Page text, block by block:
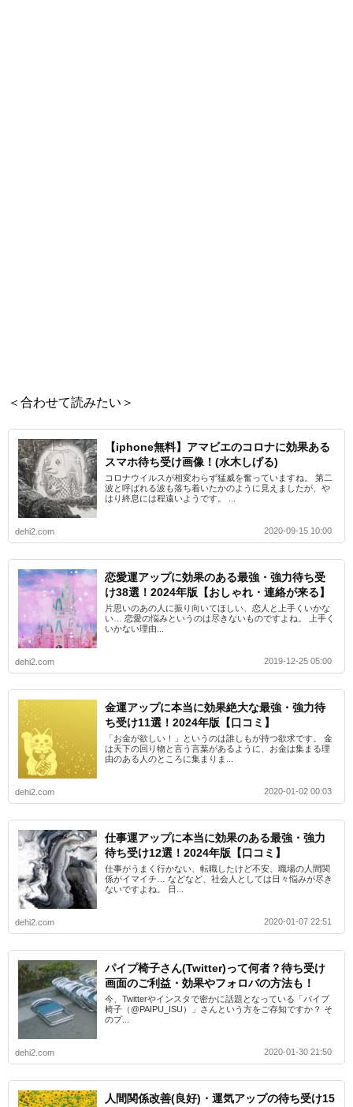
＜合わせて読みたい＞
【iphone無料】アマビエのコロナに効果ある
スマホ待ち受け画像！(水木しげる)
コロナウイルスが相変わらず猛威を奮っていますね。 第二
波と呼ばれる波も落ち着いたかのように見えましたが、や
はり終息には程遠いようです。 ...
dehi2.com 2020-09-15 10:00
恋愛運アップに効果のある最強・強力待ち受
け38選！2024年版【おしゃれ・連絡が来る】
片思いのあの人に振り向いてほしい、恋人と上手くいかな
い… 恋愛の悩みというのは尽きないものですよね。 上手く
いかない理由...
dehi2.com 2019-12-25 05:00
金運アップに本当に効果絶大な最強・強力待
ち受け11選！2024年版【口コミ】
「お金が欲しい！」というのは誰しもが持つ欲求です。 金
は天下の回り物と言う言葉があるように、お金は集まる理
由のある人のところに集まりま...
dehi2.com 2020-01-02 00:03
仕事運アップに本当に効果のある最強・強力
待ち受け12選！2024年版【口コミ】
仕事がうまく行かない、転職したけど不安、職場の人間関
係がイマイチ… などなど、社会人としては日々悩みが尽き
ないですよね。 日...
dehi2.com 2020-01-07 22:51
パイプ椅子さん(Twitter)って何者？待ち受け
画面のご利益・効果やフォロバの方法も！
今、Twitterやインスタで密かに話題となっている「パイプ
椅子（@PAIPU_ISU）」さんという方をご存知ですか？ そ
のプ...
dehi2.com 2020-01-30 21:50
人間関係改善(良好)・運気アップの待ち受け15